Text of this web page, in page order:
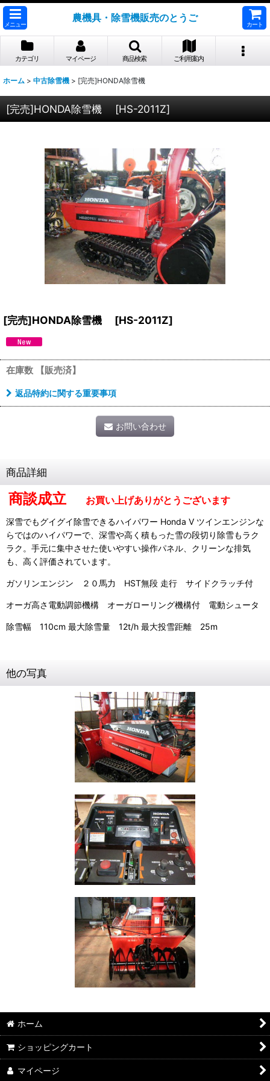
メニュー
農機具・除雪機販売のとうご
カート
カテゴリ マイページ 商品検索 ご利用案内
ホーム > 中古除雪機 > [完売]HONDA除雪機
[完売]HONDA除雪機 [HS-2011Z]
[完売]HONDA除雪機 [HS-2011Z]
在庫数 【販売済】
返品特約に関する重要事項
お問い合わせ
商品詳細
商談成立 お買い上げありがとうございます
深雪でもグイグイ除雪できるハイパワー Honda V ツインエンジンな
らではのハイパワーで、深雪や高く積もった雪の段切り除雪もラク
ラク。手元に集中させた使いやすい操作パネル、クリーンな排気
も、高く評価されています。
ガソリンエンジン ２０馬力 HST無段 走行 サイドクラッチ付
オーガ高さ電動調節機構 オーガローリング機構付 電動シュータ
除雪幅 110cm 最大除雪量 12t/h 最大投雪距離 25m
他の写真
ホーム
ショッピングカート
マイページ